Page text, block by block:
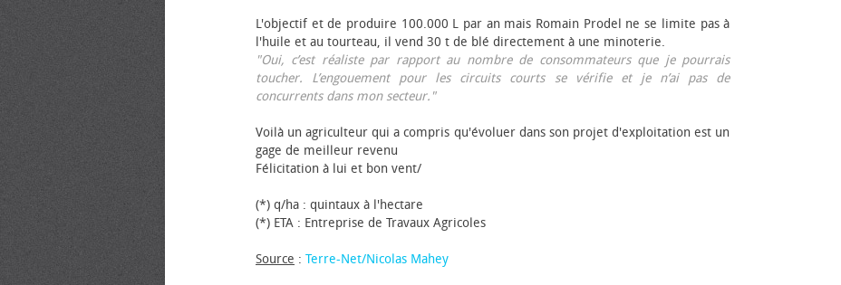
L'objectif et de produire 100.000 L par an mais Romain Prodel ne se limite pas à
l'huile et au tourteau, il vend 30 t de blé directement à une minoterie.
"Oui, c’est réaliste par rapport au nombre de consommateurs que je pourrais
toucher. L’engouement pour les circuits courts se vérifie et je n’ai pas de
concurrents dans mon secteur."
Voilà un agriculteur qui a compris qu'évoluer dans son projet d'exploitation est un
gage de meilleur revenu
Félicitation à lui et bon vent/
(*) q/ha : quintaux à l'hectare
(*) ETA : Entreprise de Travaux Agricoles
Source : Terre-Net/Nicolas Mahey